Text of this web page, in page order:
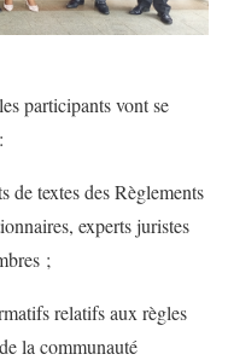
participants vont se
textes des Règlements
experts juristes
;
relatifs aux règles
la communauté